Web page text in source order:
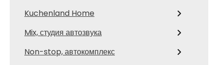
Kuchenland Home
Mix, студия автозвука
Non-stop, автокомплекс